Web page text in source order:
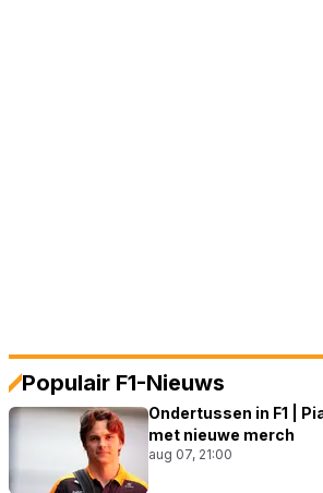
Populair F1-Nieuws
Ondertussen in F1 |
met nieuwe merch
aug 07, 21:00